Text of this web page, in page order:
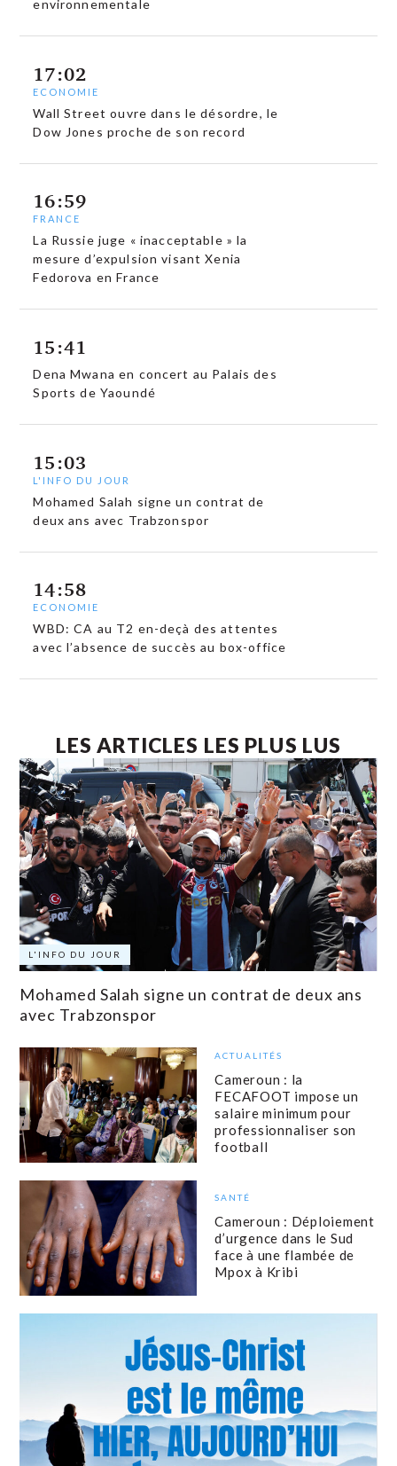
environnementale
17:02
ECONOMIE
Wall Street ouvre dans le désordre, le
Dow Jones proche de son record
16:59
FRANCE
La Russie juge « inacceptable » la
mesure d’expulsion visant Xenia
Fedorova en France
15:41
Dena Mwana en concert au Palais des
Sports de Yaoundé
15:03
L'INFO DU JOUR
Mohamed Salah signe un contrat de
deux ans avec Trabzonspor
14:58
ECONOMIE
WBD: CA au T2 en-deçà des attentes
avec l’absence de succès au box-office
LES ARTICLES LES PLUS LUS
L'INFO DU JOUR
Mohamed Salah signe un contrat de deux ans
avec Trabzonspor
ACTUALITÉS
Cameroun : la
FECAFOOT impose un
salaire minimum pour
professionnaliser son
football
SANTÉ
Cameroun : Déploiement
d’urgence dans le Sud
face à une flambée de
Mpox à Kribi